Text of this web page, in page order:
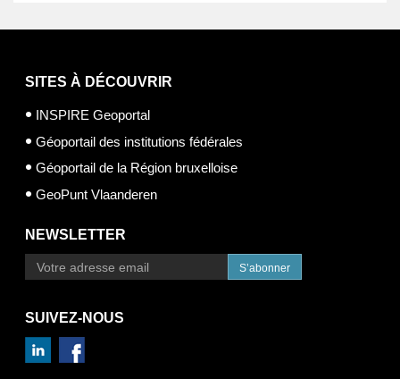
SITES À DÉCOUVRIR
INSPIRE Geoportal
Géoportail des institutions fédérales
Géoportail de la Région bruxelloise
GeoPunt Vlaanderen
NEWSLETTER
S’abonner
SUIVEZ-NOUS